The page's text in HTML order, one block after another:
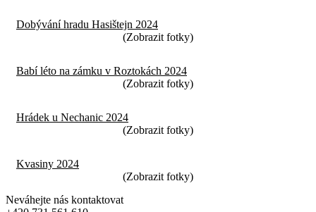
Dobývání hradu Hasištejn 2024
Babí léto na zámku v Roztokách 2024
Hrádek u Nechanic 2024
Kvasiny 2024
Neváhejte nás kontaktovat